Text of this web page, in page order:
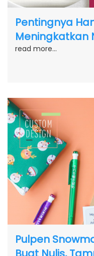
Pentingnya
Meningkatkan
read more...
Pulpen